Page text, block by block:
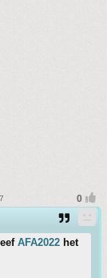
AFA2022 het